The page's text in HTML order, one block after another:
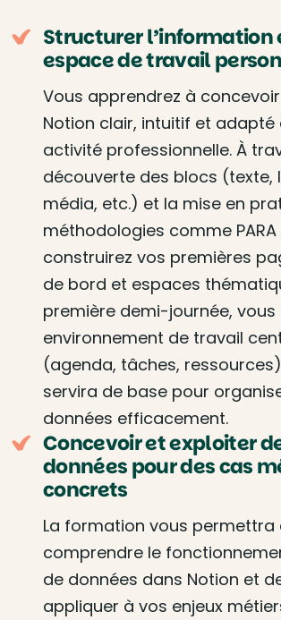
Structurer l’information
espace de travail
Vous apprendrez à
Notion clair, intuitif et adapté
activité professionnelle. À
découverte des blocs (texte,
média, etc.) et la mise en
méthodologies comme PARA
construirez vos premières
de bord et espaces
première demi-journée, vous
environnement de travail
(agenda, tâches,
servira de base pour
données efficacement.
Concevoir et exploiter
données pour des cas
concrets
La formation vous permettra
comprendre le
de données dans Notion et
appliquer à vos enjeux